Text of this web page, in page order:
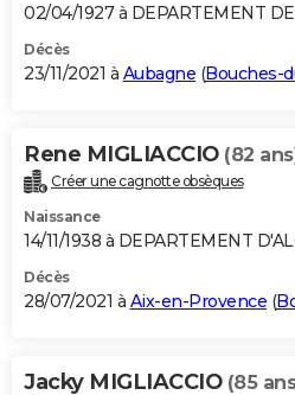
02/04/1927 à DEPARTEMENT
Décès
23/11/2021 à Aubagne (Bouches-
Rene MIGLIACCIO (82
Créer une cagnotte obsèques
Naissance
14/11/1938 à DEPARTEMENT
Décès
28/07/2021 à Aix-en-Provence (
Jacky MIGLIACCIO (85